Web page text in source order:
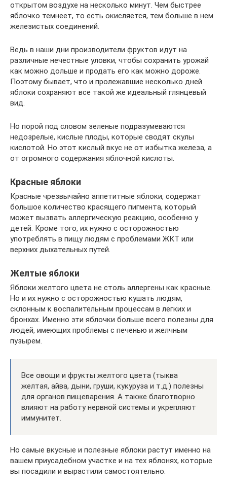
открытом воздухе на несколько минут. Чем быстрее
яблочко темнеет, то есть окисляется, тем больше в нем
железистых соединений.
Ведь в наши дни производители фруктов идут на
различные нечестные уловки, чтобы сохранить урожай
как можно дольше и продать его как можно дороже.
Поэтому бывает, что и пролежавшие несколько дней
яблоки сохраняют все такой же идеальный глянцевый
вид.
Но порой под словом зеленые подразумеваются
недозрелые, кислые плоды, которые сводят скулы
кислотой. Но этот кислый вкус не от избытка железа, а
от огромного содержания яблочной кислоты.
Красные яблоки
Красные чрезвычайно аппетитные яблоки, содержат
большое количество красящего пигмента, который
может вызвать аллергическую реакцию, особенно у
детей. Кроме того, их нужно с осторожностью
употреблять в пищу людям с проблемами ЖКТ или
верхних дыхательных путей.
Желтые яблоки
Яблоки желтого цвета не столь аллергены как красные.
Но и их нужно с осторожностью кушать людям,
склонным к воспалительным процессам в легких и
бронхах. Именно эти яблочки больше всего полезны для
людей, имеющих проблемы с печенью и желчным
пузырем.
Все овощи и фрукты желтого цвета (тыква
желтая, айва, дыни, груши, кукуруза и т.д.) полезны
для органов пищеварения. А также благотворно
влияют на работу нервной системы и укрепляют
иммунитет.
Но самые вкусные и полезные яблоки растут именно на
вашем приусадебном участке и на тех яблонях, которые
вы посадили и вырастили самостоятельно.